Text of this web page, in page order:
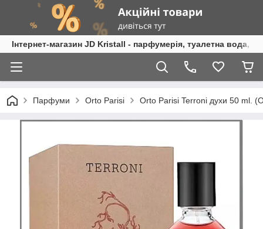
Інтернет-магазин JD Kristall - парфумерія, туалетна вода,
Парфуми Orto Parisi Orto Parisi Terroni духи 50 ml.